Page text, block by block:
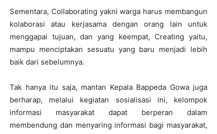
Sementara, Collaborating yakni warga harus membangun
kolaborasi atau kerjasama dengan orang lain untuk
menggapai tujuan, dan yang keempat, Creating yaitu,
mampu menciptakan sesuatu yang baru menjadi lebih
baik dari sebelumnya.
Tak hanya itu saja, mantan Kepala Bappeda Gowa juga
berharap, melalui kegiatan sosialisasi ini, kelompok
informasi masyarakat dapat berperan dalam
membendung dan menyaring informasi bagi masyarakat,